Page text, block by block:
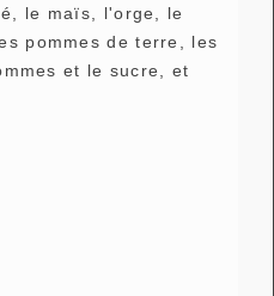
le maïs, l'orge, le
pommes de terre, les
et le sucre, et